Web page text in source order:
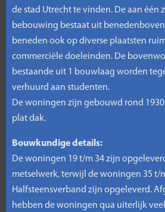
de stad Utrecht te vinden. De aan één
bebouwing bestaat uit
beneden ook op diverse plaatsten
commerciële doeleinden. De
bestaande uit 1 bouwlaag worden
verhuurd aan studenten.
De woningen zijn gebouwd rond
plat dak.
Bouwkundige details:
De woningen 19 t/m 34 zijn
metselwerk, terwijl de woningen 35 t/
Halfsteensverband zijn opgeleverd.
hebben de woningen qua uiterlijk